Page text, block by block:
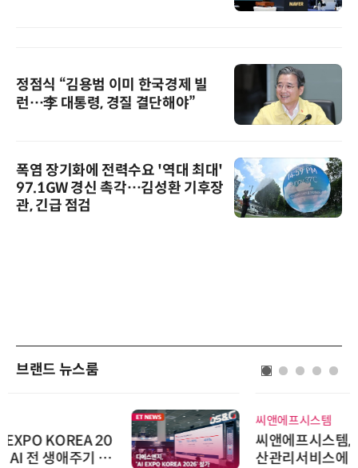
정점식 “김용범 이미 한국경제 빌
런…李 대통령, 경질 결단해야”
폭염 장기화에 전력수요 '역대 최대'
97.1GW 경신 촉각…김성환 기후장
관, 긴급 점검
브랜드 뉴스룸
씨앤에프시스템, 국민연금 치매재
산관리서비스에 ALL# ERP 공급